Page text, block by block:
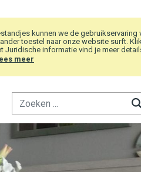
kunnen we de gebruikservaring
toestel naar onze website surft.
informatie vind je meer
meer